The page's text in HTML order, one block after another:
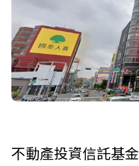
不動產投資信託基金